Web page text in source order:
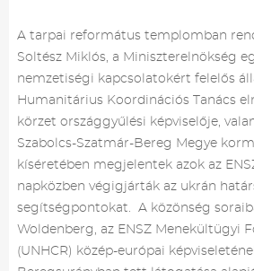
A tarpai református templomban
Soltész Miklós, a Miniszterelnökség
nemzetiségi kapcsolatokért felelős
Humanitárius Koordinációs Tanács
körzet országgyűlési képviselője,
Szabolcs-Szatmár-Bereg Megye
kíséretében megjelentek azok az
napközben végigjárták az ukrán
segítségpontokat. A közönség
Woldenberg, az ENSZ Menekültügyi
(UNHCR) közép-európai